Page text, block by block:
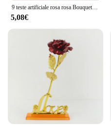
9 teste artificiale rosa rosa Bouquet fiore matrimonio fotografia nuziale puntelli casa giardino decorazione simulazione Bouquet di Rose di seta
5,08€